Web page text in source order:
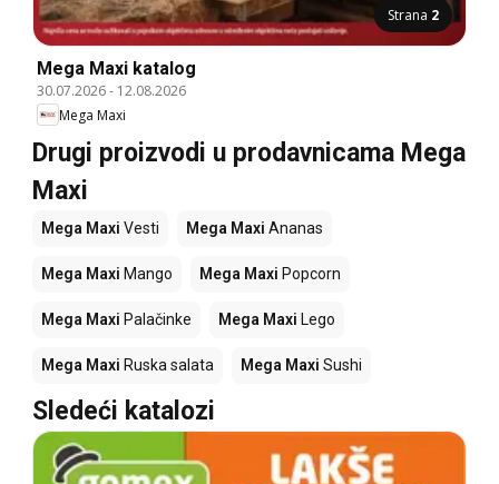
Strana 2
Mega Maxi katalog
30.07.2026- 12.08.2026
Mega Maxi
Drugi proizvodi u prodavnicama Mega
Maxi
Mega Maxi Vesti Mega Maxi Ananas
Mega Maxi Mango Mega Maxi Popcorn
Mega Maxi Palačinke Mega Maxi Lego
Mega Maxi Ruska salata Mega Maxi Sushi
Sledeći katalozi